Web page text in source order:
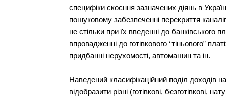
специфіки скоєння зазначених діянь в
пошуковому забезпеченні перекриття
не стільки при їх введенні до банківського
впровадженні до готівкового “тіньового”
придбанні нерухомості, автомашин та ін.
Наведений класифікаційний поділ доходів
відобразити різні (готівкові, безготівкові,